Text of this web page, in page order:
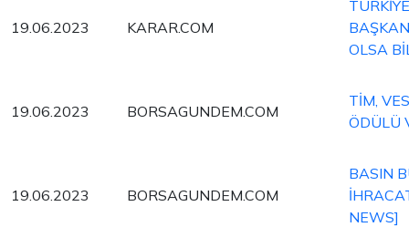
19.06.2023 KARAR.COM
OLSA
19.06.2023 BORSAGUNDEM.COM
TİM,
ÖDÜLÜ
19.06.2023 BORSAGUNDEM.COM
BASIN
NEWS]